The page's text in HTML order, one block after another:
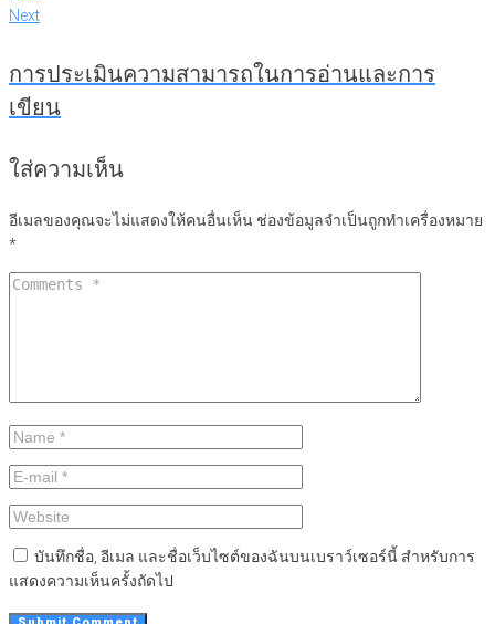
Next
การประเมินความสามารถในการอ่านและการ
เขียน
ใส่ความเห็น
อีเมลของคุณจะไม่แสดงให้คนอื่นเห็น ช่องข้อมูลจำเป็นถูกทำเครื่องหมาย
*
บันทึกชื่อ, อีเมล และชื่อเว็บไซต์ของฉันบนเบราว์เซอร์นี้ สำหรับการ
แสดงความเห็นครั้งถัดไป